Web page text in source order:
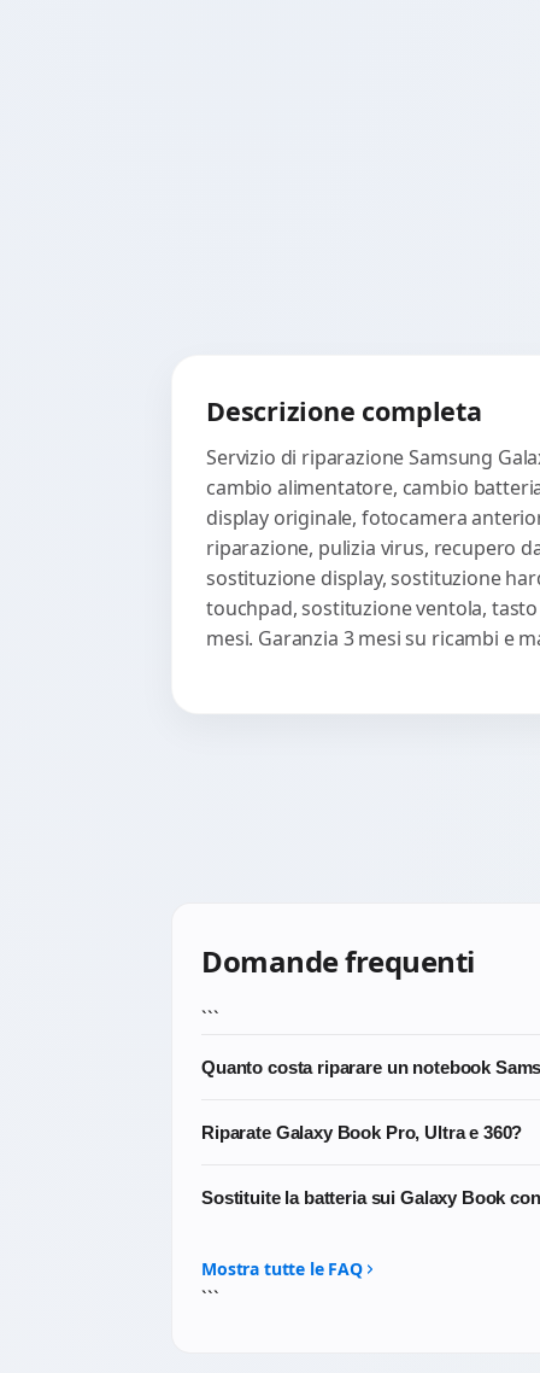
Descrizione completa
Servizio di riparazione Samsung
cambio alimentatore, cambio
display originale, fotocamera
riparazione, pulizia virus, recupero
sostituzione display, sostituzione
touchpad, sostituzione ventola,
mesi. Garanzia 3 mesi su ricambi e
Domande frequenti
```
Quanto costa riparare un notebook
€65-€130 ricambi inclusi. Sui Galaxy Book
Riparate Galaxy Book Pro, Ultra e 360?
Book Flex, Notebook 9, ATIV e
Sostituite la batteria sui Galaxy Book
Samsung quando reperibili o compatibili
Mostra tutte le FAQ
```